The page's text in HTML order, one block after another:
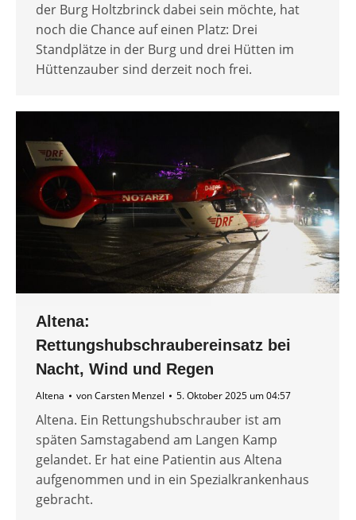
der Burg Holtzbrinck dabei sein möchte, hat
noch die Chance auf einen Platz: Drei
Standplätze in der Burg und drei Hütten im
Hüttenzauber sind derzeit noch frei.
Altena:
Rettungshubschraubereinsatz bei
Nacht, Wind und Regen
Altena vonCarsten Menzel 5. Oktober 2025 um 04:57
Altena. Ein Rettungshubschrauber ist am
späten Samstagabend am Langen Kamp
gelandet. Er hat eine Patientin aus Altena
aufgenommen und in ein Spezialkrankenhaus
gebracht.